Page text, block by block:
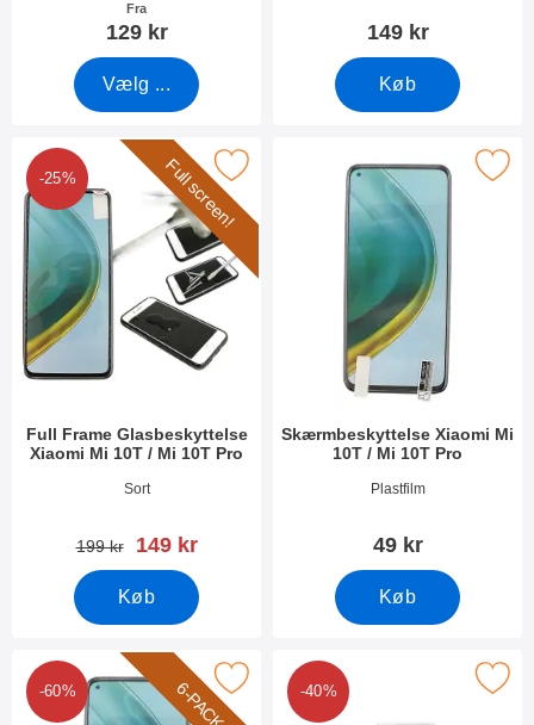
Fra
129 kr
Vælg ...
149 kr
Køb
Full screen!
-25%
Full Frame Glasbeskyttelse
Xiaomi Mi 10T / Mi 10T Pro
Varenr 38076Sort
pris
199 kr pris
149 kr
Køb
Frame Glasbeskyttelse Xiaomi Mi 10T / Mi 10T Pro som
Skærmbeskyttelse Xiaomi Mi
10T / Mi 10T Pro
Varenr 38072Plastfilm
49 kr
Køb
Marker skærmbeskyttelse Xiaomi Mi
6-PACK
-60%
Skærmbeskyttelse Xiaomi Mi 10T / Mi 10T Pro som favorit
-40%
Marker ultra Thin TPU Cover Xiaomi